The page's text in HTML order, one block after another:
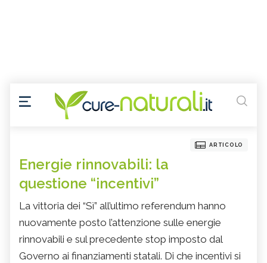
ARTICOLO
Energie rinnovabili: la
questione “incentivi”
La vittoria dei “Sì” all’ultimo referendum hanno
nuovamente posto l’attenzione sulle energie
rinnovabili e sul precedente stop imposto dal
Governo ai finanziamenti statali. Di che incentivi si